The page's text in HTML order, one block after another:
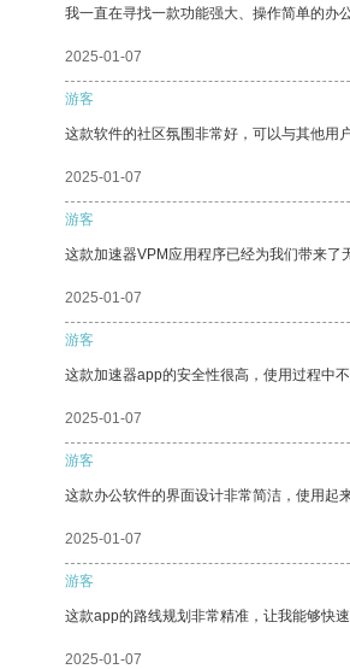
我一直在寻找一款功能强大、操作简单的办
2025-01-07
游客
这款软件的社区氛围非常好，可以与其他用
2025-01-07
游客
这款加速器VPM应用程序已经为我们带来了
2025-01-07
游客
这款加速器app的安全性很高，使用过程中
2025-01-07
游客
这款办公软件的界面设计非常简洁，使用起
2025-01-07
游客
这款app的路线规划非常精准，让我能够快速
2025-01-07